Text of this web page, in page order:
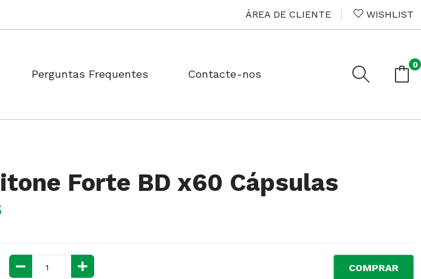
ÁREA DE CLIENTE WISHLIST
Perguntas Frequentes Contacte-nos
0
Forte BD x60 Cápsulas
COMPRAR